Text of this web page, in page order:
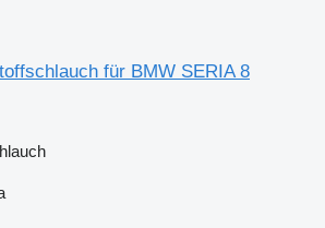
für BMW SERIA 8